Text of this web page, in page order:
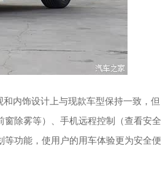
内饰设计上与现款车型保持一致，但
除雾等）、手机远程控制（查看安全
功能，使用户的用车体验更为安全便